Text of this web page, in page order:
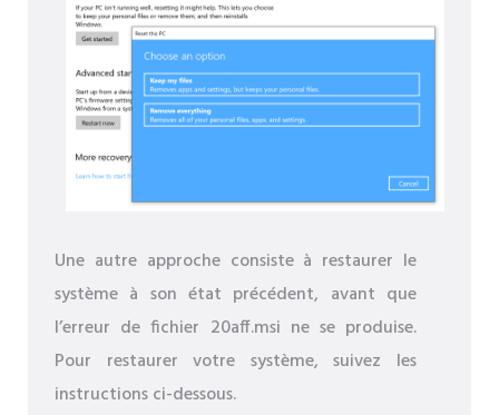
Une autre approche consiste à restaurer le
système à son état précédent, avant que
l’erreur de fichier 20aff.msi ne se produise.
Pour restaurer votre système, suivez les
instructions ci-dessous.